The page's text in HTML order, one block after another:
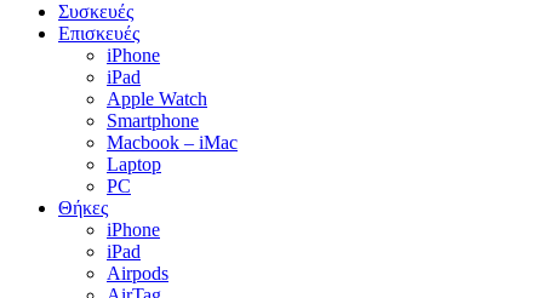
Συσκευές
Επισκευές
iPhone
iPad
Apple Watch
Smartphone
Macbook – iMac
Laptop
PC
Θήκες
iPhone
iPad
Airpods